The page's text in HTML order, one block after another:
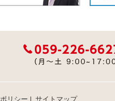
リシー | サイトマップ